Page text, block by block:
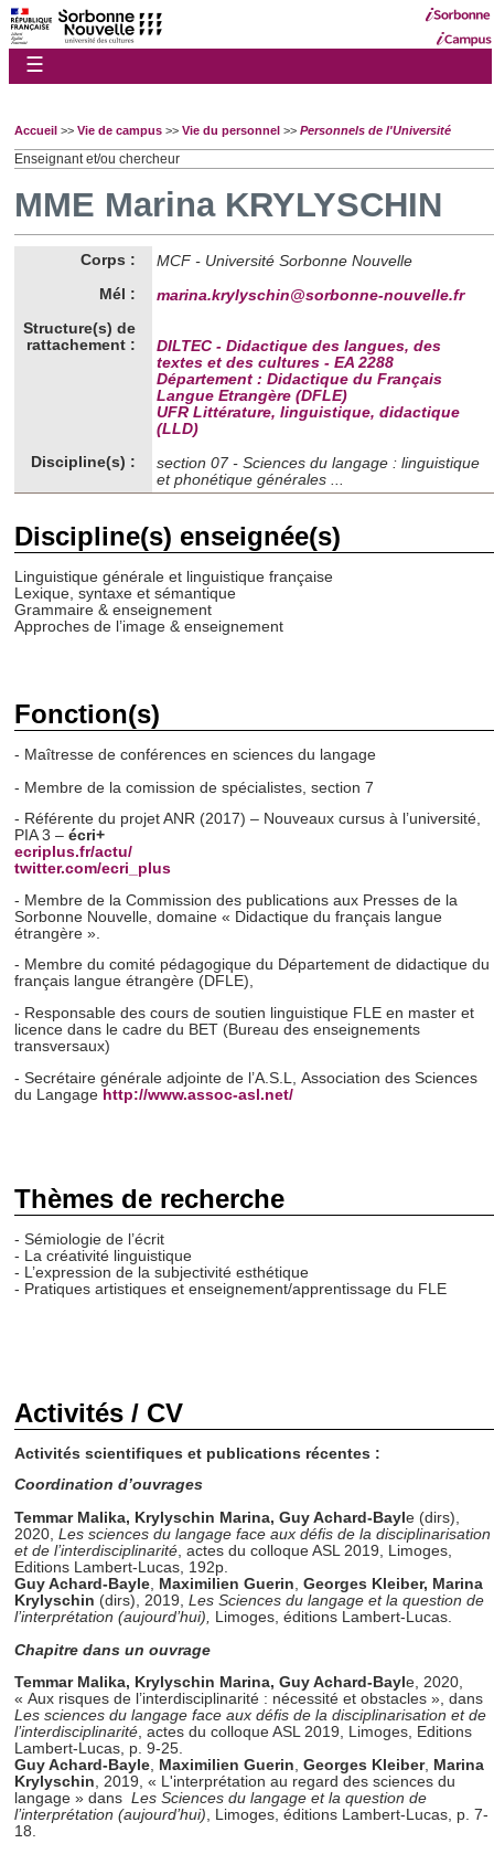
☰
Accueil >> Vie de campus >> Vie du personnel >> Personnels de l'Université
Enseignant et/ou chercheur
MME Marina KRYLYSCHIN
Corps :
MCF - Université Sorbonne Nouvelle
Mél :
marina.krylyschin@sorbonne-nouvelle.fr
Structure(s) de
rattachement :
DILTEC - Didactique des langues, des
textes et des cultures - EA 2288
Département : Didactique du Français
Langue Etrangère (DFLE)
UFR Littérature, linguistique, didactique
(LLD)
Discipline(s) :
section 07 - Sciences du langage : linguistique
et phonétique générales ...
Discipline(s) enseignée(s)
Linguistique générale et linguistique française
Lexique, syntaxe et sémantique
Grammaire & enseignement
Approches de l’image & enseignement
Fonction(s)
- Maîtresse de conférences en sciences du langage
- Membre de la comission de spécialistes, section 7
- Référente du projet ANR (2017) – Nouveaux cursus à l’université,
PIA 3 – écri+
ecriplus.fr/actu/
twitter.com/ecri_plus
- Membre de la Commission des publications aux Presses de la
Sorbonne Nouvelle, domaine « Didactique du français langue
étrangère ».
- Membre du comité pédagogique du Département de didactique du
français langue étrangère (DFLE),
- Responsable des cours de soutien linguistique FLE en master et
licence dans le cadre du BET (Bureau des enseignements
transversaux)
- Secrétaire générale adjointe de l’A.S.L, Association des Sciences
du Langage http://www.assoc-asl.net/
Thèmes de recherche
- Sémiologie de l’écrit
- La créativité linguistique
- L’expression de la subjectivité esthétique
- Pratiques artistiques et enseignement/apprentissage du FLE
Activités / CV
Activités scientifiques et publications récentes :
Coordination d’ouvrages
Temmar Malika, Krylyschin Marina, Guy Achard-Bayl e (dirs),
2020, Les sciences du langage face aux défis de la disciplinarisation
et de l’interdisciplinarité, actes du colloque ASL 2019, Limoges,
Editions Lambert-Lucas, 192p.
Guy Achard-Bayle, Maximilien Guerin, Georges Kleiber, Marina
Krylyschin (dirs), 2019, Les Sciences du langage et la question de
l’interprétation (aujourd’hui), Limoges, éditions Lambert-Lucas.
Chapitre dans un ouvrage
Temmar Malika, Krylyschin Marina, Guy Achard-Bayl e, 2020,
« Aux risques de l’interdisciplinarité : nécessité et obstacles », dans
Les sciences du langage face aux défis de la disciplinarisation et de
l’interdisciplinarité , actes du colloque ASL 2019, Limoges, Editions
Lambert-Lucas, p. 9-25.
Guy Achard-Bayle
Maximilien Guerin Georges Kleiber, Marina
Krylyschin , 2019, « L'interprétation au regard des sciences du
langage » dans Les Sciences du langage et la question de
l’interprétation (aujourd’hui) , Limoges, éditions Lambert-Lucas, p. 7-
18.